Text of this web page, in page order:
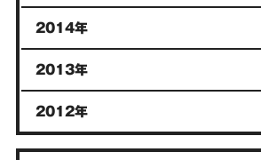
2014年
2013年
2012年